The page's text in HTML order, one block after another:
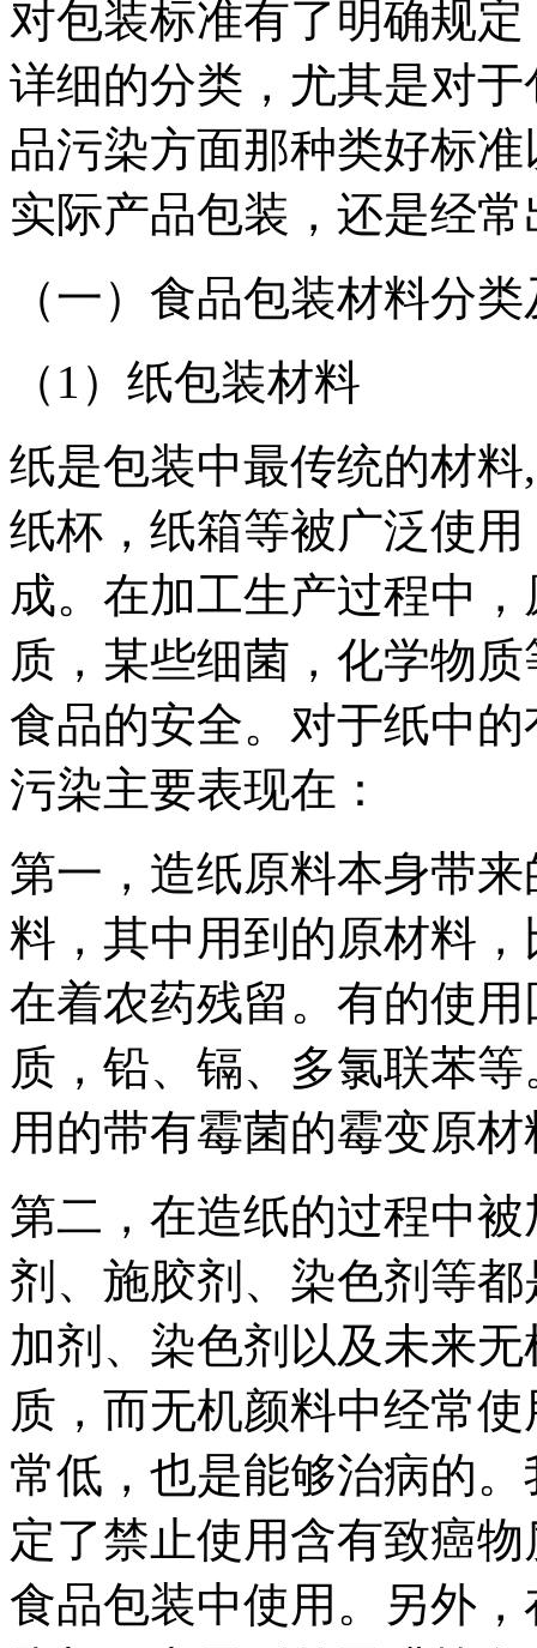
对包装标准有了明确规
详细的分类，尤其是对
品污染方面那种类好标
实际产品包装，还是经
（一）食品包装材料分
（1）纸包装材料
纸是包装中最传统的材
纸杯，纸箱等被广泛使
成。在加工生产过程中
质，某些细菌，化学物
食品的安全。对于纸中
污染主要表现在：
第一，造纸原料本身带
料，其中用到的原材料
在着农药残留。有的使
质，铅、镉、多氯联苯
用的带有霉菌的霉变原材
第二，在造纸的过程中
剂、施胶剂、染色剂等
加剂、染色剂以及未来
质，而无机颜料中经常
常低，也是能够治病的
定了禁止使用含有致癌
食品包装中使用。另外